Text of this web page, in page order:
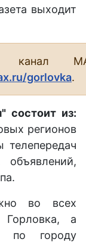
выходит
канал
gorlovka.
состоит из:
регионов
объявлений,
во всех
Горловка, а
по городу